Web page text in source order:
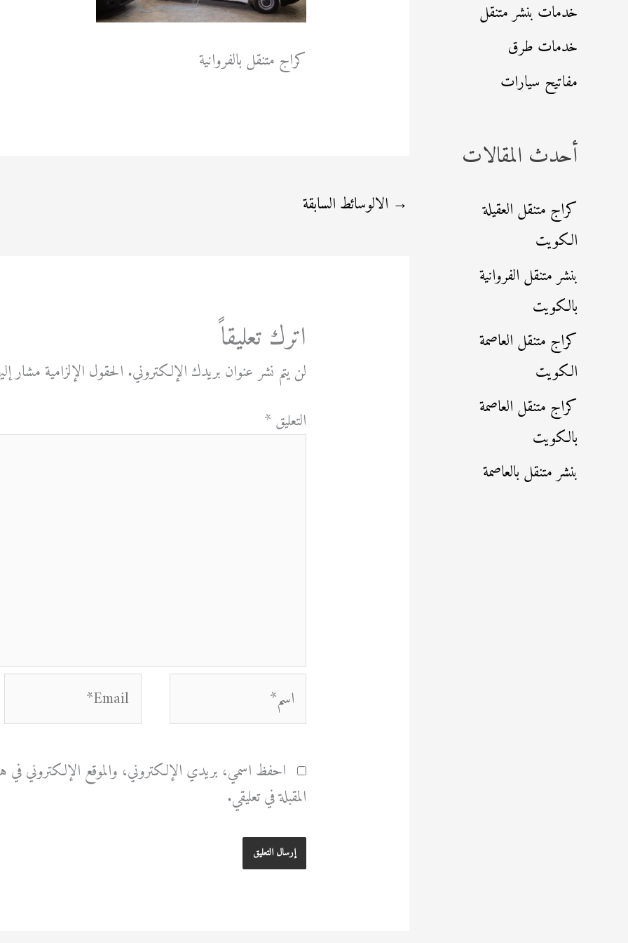
خدمات بنشر متنقل
خدمات طرق
مفاتيح سيارات
أحدث المقالات
كراج متنقل العقيلة
الكويت
بنشر متنقل الفروانية
بالكويت
كراج متنقل العاصمة
الكويت
كراج متنقل العاصمة
بالكويت
بنشر متنقل بالعاصمة
كراج متنقل بالفروانية
→ الالوسائط السابقة
اترك تعليقاً
لن يتم نشر عنوان بريدك الإلكتروني. الحقول الإلزامية مشار
التعليق *
اسم* Email*
احفظ اسمي، بريدي الإلكتروني، والموقع الإلكتروني في
المقبلة في تعليقي.